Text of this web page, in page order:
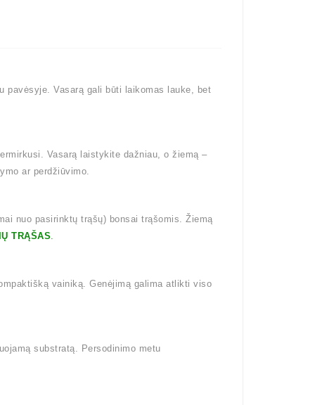
pavėsyje. Vasarą gali būti laikomas lauke, bet
Vasarą laistykite dažniau, o žiemą –
ar perdžiūvimo.
nuo pasirinktų trąšų) bonsai trąšomis. Žiemą
TRĄŠAS.
vainiką. Genėjimą galima atlikti viso
substratą. Persodinimo metu